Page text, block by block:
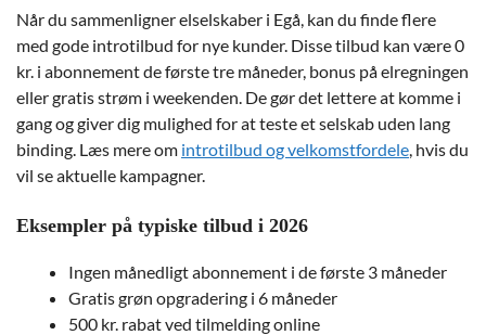
Når du sammenligner elselskaber i Egå, kan du finde flere
med gode introtilbud for nye kunder. Disse tilbud kan være 0
kr. i abonnement de første tre måneder, bonus på elregningen
eller gratis strøm i weekenden. De gør det lettere at komme i
gang og giver dig mulighed for at teste et selskab uden lang
binding. Læs mere om introtilbud og velkomstfordele, hvis du
vil se aktuelle kampagner.
Eksempler på typiske tilbud i 2026
Ingen månedligt abonnement i de første 3 måneder
Gratis grøn opgradering i 6 måneder
500 kr. rabat ved tilmelding online